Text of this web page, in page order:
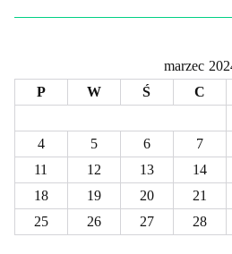
marzec
P
W Ś C
4
5 6 7
11
12 13 14
18
19 20 21
25
26 27 28